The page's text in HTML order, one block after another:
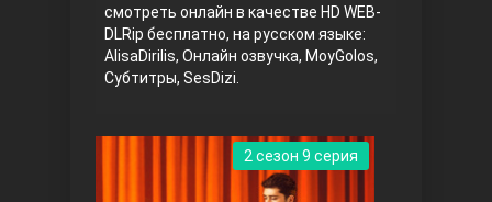
смотреть онлайн в качестве HD WEB-
DLRip бесплатно, на русском языке:
AlisaDirilis, Онлайн озвучка, MoyGolos,
Субтитры, SesDizi.
2 сезон 9 серия